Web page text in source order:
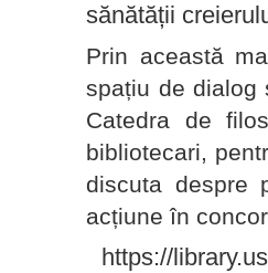
sănătății
Prin această
spațiu de dialog
Catedra de
bibliotecari,
discuta despre
acțiune în
https://